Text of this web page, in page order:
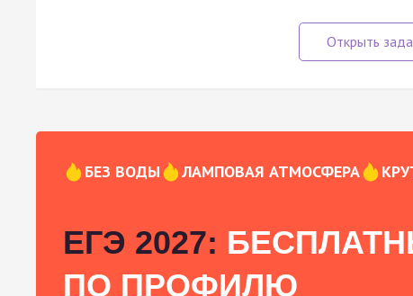
БЕЗ ВОДЫ ЛАМПОВАЯ АТМОСФЕРА
ЕГЭ 2027:
ПО ПРОФИЛЮ